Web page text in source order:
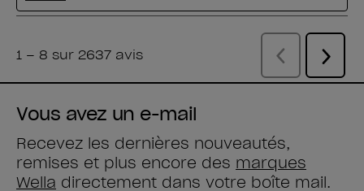
Vous avez un e-mail
Recevez les dernières nouveautés,
remises et plus encore des marques
Wella directement dans votre boîte mail.